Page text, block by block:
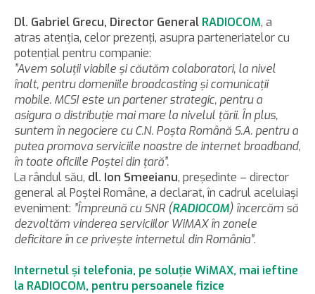
Dl. Gabriel Grecu, Director General RADIOCOM, a
atras atenţia, celor prezenţi, asupra parteneriatelor cu
potenţial pentru companie:
”Avem soluţii viabile şi căutăm colaboratori, la nivel
înalt, pentru domeniile broadcasting şi comunicaţii
mobile. MCSI este un partener strategic, pentru a
asigura o distribuţie mai mare la nivelul ţării. În plus,
suntem în negociere cu C.N. Poşta Română S.A. pentru a
putea promova serviciile noastre de internet broadband,
în toate oficiile Poştei din ţară”.
La rândul său, dl. Ion Smeeianu, preşedinte – director
general al Poştei Române, a declarat, în cadrul aceluiaşi
eveniment: ”Împreună cu SNR (RADIOCOM) încercăm să
dezvoltăm vinderea serviciilor WiMAX în zonele
deficitare în ce priveşte internetul din România”.
Internetul şi telefonia, pe soluţie WiMAX, mai ieftine
la RADIOCOM, pentru persoanele fizice